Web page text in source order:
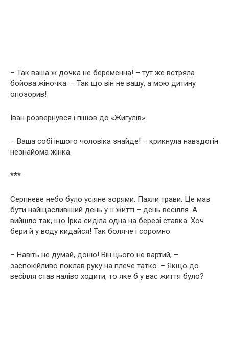
– Так ваша ж дочка не беpeменна! – тут же встряла
бойова жіночка. – Так що він не вашу, а мою дитину
опозорив!
Іван розвернувся і пішов до «Жигулів».
– Ваша собі іншого чоловіка знайде! – крикнула навздогін
незнайома жінка.
***
Серпневе небо було усіяне зорями. Пахли трави. Це мав
бути найщасливіший день у її житті – день весілля. А
вийшло так, що Ірка сиділа одна на березі ставка. Хоч
бери й у воду кидайся! Так боляче і соромно.
– Навіть не думай, доню! Він цього не вартий, –
заспокійливо поклав руку на плече татко. – Якщо до
весілля став наліво ходити, то яке б у вас життя було?